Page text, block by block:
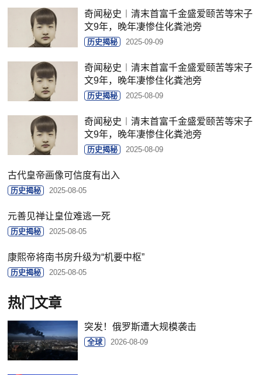
奇闻秘史︱清末首富千金盛爱颐苦等宋子
文9年，晚年凄惨住化粪池旁
历史揭秘 2025-09-09
奇闻秘史︱清末首富千金盛爱颐苦等宋子
文9年，晚年凄惨住化粪池旁
历史揭秘 2025-08-09
奇闻秘史︱清末首富千金盛爱颐苦等宋子
文9年，晚年凄惨住化粪池旁
历史揭秘 2025-08-09
古代皇帝画像可信度有出入
历史揭秘 2025-08-05
元善见禅让皇位难逃一死
历史揭秘 2025-08-05
康熙帝将南书房升级为“机要中枢”
历史揭秘 2025-08-05
热门文章
突发！俄罗斯遭大规模袭击
全球 2026-08-09